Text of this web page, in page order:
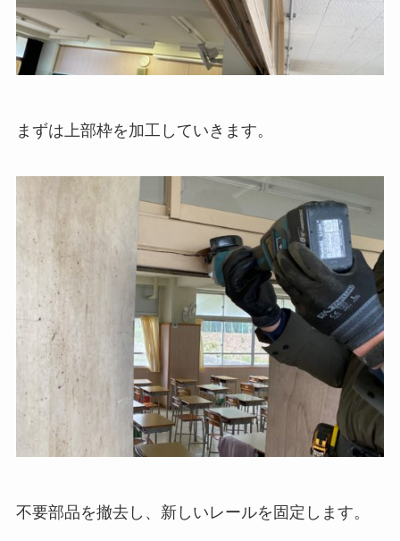
まずは上部枠を加工していきます。
不要部品を撤去し、新しいレールを固定します。